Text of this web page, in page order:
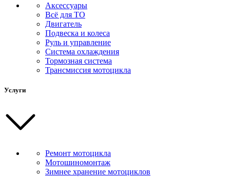
Аксессуары
Всё для ТО
Двигатель
Подвеска и колеса
Руль и управление
Система охлаждения
Тормозная система
Трансмиссия мотоцикла
Услуги
Ремонт мотоцикла
Мотошиномонтаж
Зимнее хранение мотоциклов